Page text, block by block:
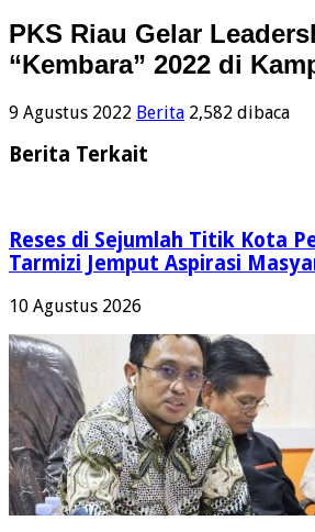
PKS Riau Gelar
“Kembara” 2022 di
9 Agustus 2022 Berita 2,582 dibaca
Berita Terkait
Reses di Sejumlah Titik Kota
Tarmizi Jemput Aspirasi
10 Agustus 2026